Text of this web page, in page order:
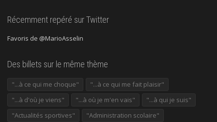
Récemment repéré sur Twitter
Favoris de @MarioAsselin
Des billets sur le même thème
"...à ce qui me choque"
"...à ce qui me fait plaisir"
"...à d'où je viens"
"...à où je m'en vais"
"...à qui je suis"
"Actualités sportives"
"Administration scolaire"